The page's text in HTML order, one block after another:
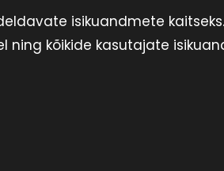
isikuandmete
ning kõikide kasutajate